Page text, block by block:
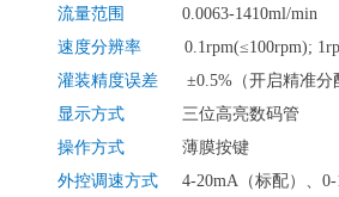
流量范围
0.0063-1410ml/min
速度分辨率 0.1rpm(≤100rpm);
灌装精度误差 ±0.5%（开启精准分
显示方式 三位高亮数码管
操作方式 薄膜按键
外控调速方式 4-20mA（标配）、0-